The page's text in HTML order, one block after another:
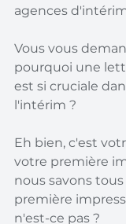
agences
Vous vous
pourquoi une
est si cruciale
l'intérim ?
Eh bien, c'est
votre première
nous savons
première
n'est-ce pas ?